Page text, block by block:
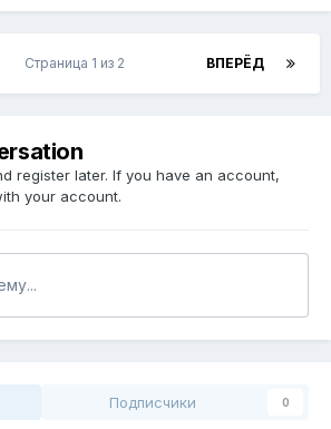
ВПЕРЁД
Страница 1 из 2
register later. If you have an account,
your account.
Подписчики 0